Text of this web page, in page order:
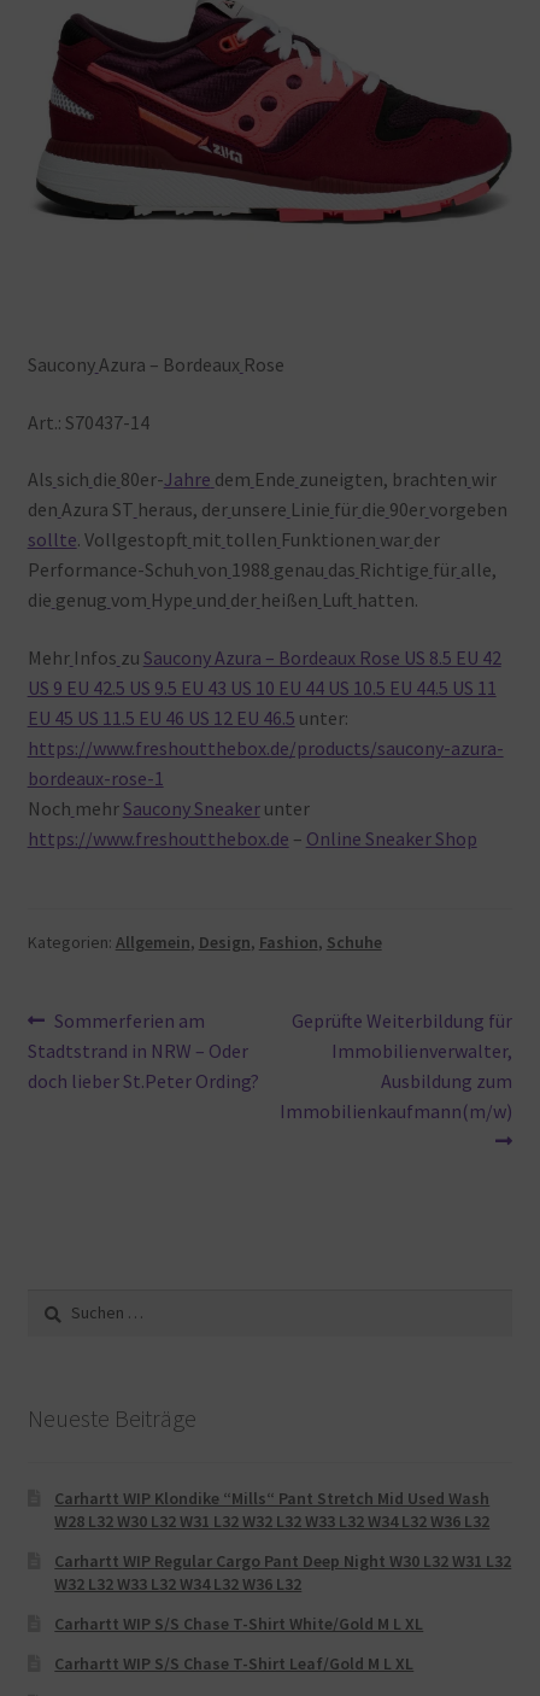
SauconyAzura – Bordeaux Rose
Art.: S70437-14
Als sich die 80er-Jahre dem Ende zuneigten, brachten wir
den Azura ST heraus, der unsere Linie für die 90ervorgeben
sollte. Vollgestopft mit tollen Funktionen war der
Performance-Schuh von 1988 genau das Richtige für alle,
die genug vom Hype und der heißen Luft hatten.
Mehr Infos zu Saucony Azura – Bordeaux Rose US 8.5 EU 42
US 9 EU 42.5 US 9.5 EU 43 US 10 EU 44 US 10.5 EU 44.5 US 11
EU 45 US 11.5 EU 46 US 12 EU 46.5 unter:
https://www.freshoutthebox.de/products/saucony-azura-
bordeaux-rose-1
Noch mehrSaucony Sneakerunter
https://www.freshoutthebox.de – Online Sneaker Shop
Kategorien: Allgemein, Design, Fashion, Schuhe
Beitragsnavigation
Vorheriger
Beitrag:
Sommerferien am
Stadtstrand in NRW – Oder
doch lieber St.Peter Ording?
Nächster
Beitrag:
Geprüfte Weiterbildung für
Immobilienverwalter,
Ausbildung zum
Immobilienkaufmann(m/w)
Suche
nach:
Neueste Beiträge
Carhartt WIP Klondike “Mills“ Pant Stretch Mid Used Wash
W28 L32 W30 L32 W31 L32 W32 L32 W33 L32 W34 L32 W36 L32
Carhartt WIP Regular Cargo Pant Deep Night W30 L32 W31 L32
W32 L32 W33 L32 W34 L32 W36 L32
Carhartt WIP S/S Chase T-Shirt White/Gold M L XL
Carhartt WIP S/S Chase T-Shirt Leaf/Gold M L XL